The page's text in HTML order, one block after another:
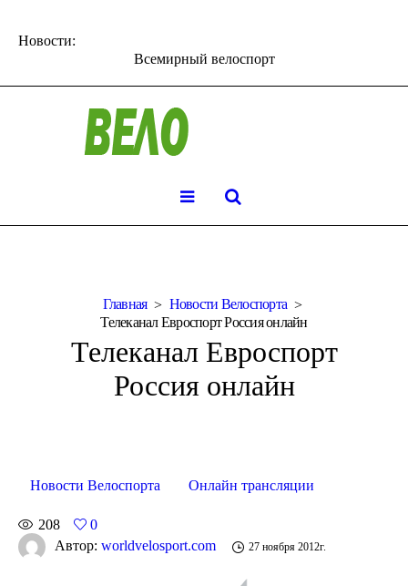
Новости:
Всемирный велоспорт
Главная
Новости Велоспорта
Телеканал Евроспорт Россия онлайн
Телеканал Евроспорт
Россия онлайн
Новости Велоспорта Онлайн трансляции
208
0
Автор: worldvelosport.com 27 ноября 2012г.